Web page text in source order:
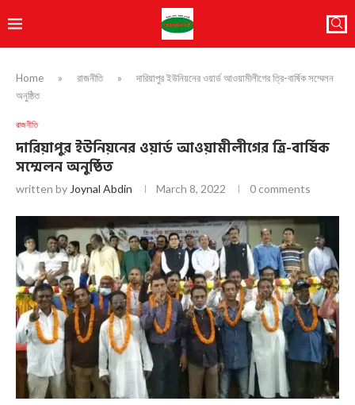
Home » রাজনীতি »
দারিয়াপুর ইউনিয়নের ওয়ার্ড আওয়ামীলীগের ত্রি-বার্ষিক সম্মেলন
অনুষ্ঠিত
রাজনীতি
দারিয়াপুর ইউনিয়নের ওয়ার্ড আওয়ামীলীগের ত্রি-বার্ষিক
সম্মেলন অনুষ্ঠিত
written by Joynal Abdin March 8, 2022 0 comments